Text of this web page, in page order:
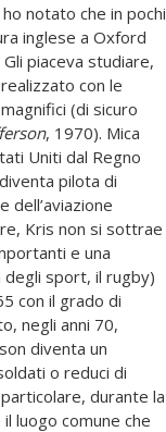
notato che in pochi
inglese a Oxford
piaceva studiare,
con le
(di sicuro
, 1970). Mica
Uniti dal Regno
pilota di
dell’aviazione
Kris non si sottrae
e una
sport, il rugby)
con il grado di
negli anni 70,
diventa un
o reduci di
durante la
luogo comune che